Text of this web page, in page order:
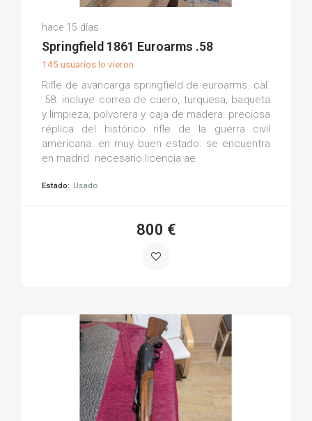
Francisco Javier G.
(0)
hace 15 días
Springfield 1861 Euroarms .58
145 usuarios lo vieron
Rifle de avancarga springfield de euroarms. cal.
.58. incluye correa de cuero, turquesa, baqueta
y limpieza, polvorera y caja de madera. preciosa
réplica del histórico rifle de la guerra civil
americana. en muy buen estado. se encuentra
en madrid. necesario licencia ae.
Estado: Usado
800 €